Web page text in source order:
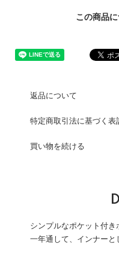
この商品
返品について
特定商取引法に基づく表
買い物を続ける
シンプルなポケット付
一年通して、インナー